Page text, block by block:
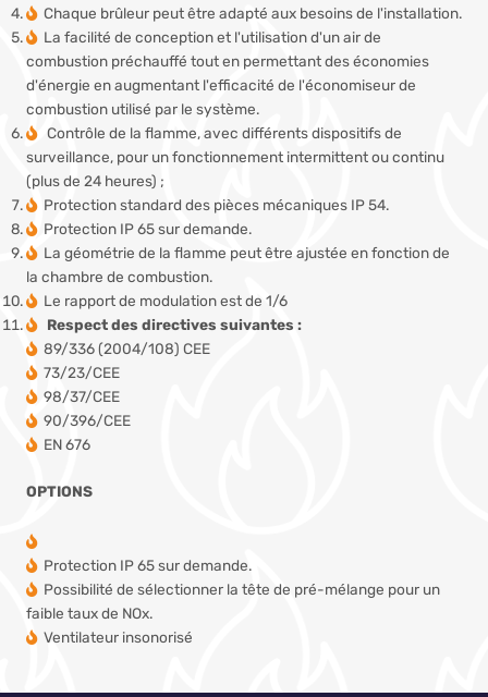
Chaque brûleur peut être adapté aux besoins de l'installation.
La facilité de conception et l'utilisation d'un air de
combustion préchauffé tout en permettant des économies
d'énergie en augmentant l'efficacité de l'économiseur de
combustion utilisé par le système.
Contrôle de la flamme, avec différents dispositifs de
surveillance, pour un fonctionnement intermittent ou continu
(plus de 24 heures) ;
Protection standard des pièces mécaniques IP 54.
Protection IP 65 sur demande.
La géométrie de la flamme peut être ajustée en fonction de
la chambre de combustion.
Le rapport de modulation est de 1/6
Respect des directives suivantes :
89/336 (2004/108) CEE
73/23/CEE
98/37/CEE
90/396/CEE
EN 676
OPTIONS
Protection IP 65 sur demande.
Possibilité de sélectionner la tête de pré-mélange pour un
faible taux de NOx.
Ventilateur insonorisé